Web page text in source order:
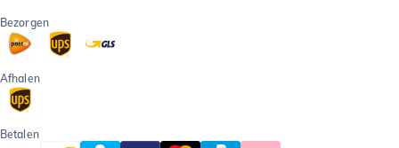
Bezorgen
Afhalen
Betalen